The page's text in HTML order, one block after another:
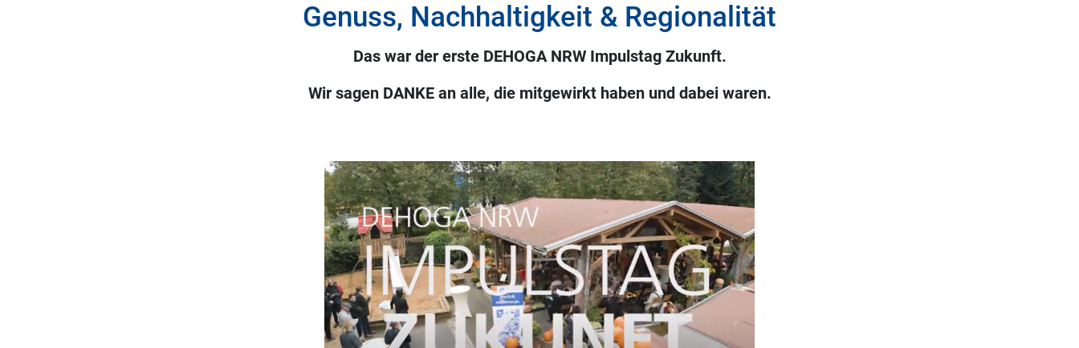
Genuss, Nachhaltigkeit & Regionalität
Das war der erste DEHOGA NRW Impulstag Zukunft.
Wir sagen DANKE an alle, die mitgewirkt haben und dabei waren.